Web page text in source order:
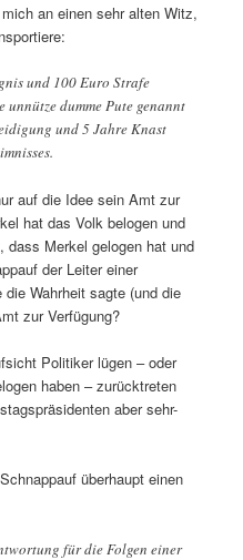
an einen sehr alten Witz,
und 100 Euro Strafe
dumme Pute genannt
und 5 Jahre Knast
auf die Idee sein Amt zur
hat das Volk belogen und
Merkel gelogen hat und
der Leiter einer
Wahrheit sagte (und die
zur Verfügung?
Politiker lügen – oder
haben – zurücktreten
aber sehr-
überhaupt einen
für die Folgen einer